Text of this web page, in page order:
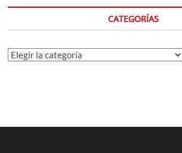
CATEGORÍAS
Categorías